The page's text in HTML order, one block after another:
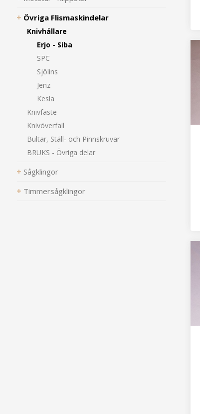
Övriga Flismaskindelar
Knivhållare
Erjo - Siba
SPC
Sjölins
Jenz
Kesla
Knivfäste
Knivöverfall
Bultar, Ställ- och Pinnskruvar
BRUKS - Övriga delar
Sågklingor
Timmersågklingor